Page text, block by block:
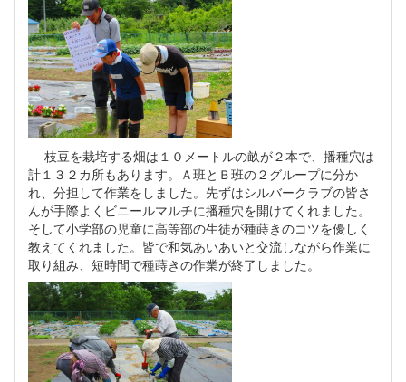
枝豆を栽培する畑は１０メートルの畝が２本で、播種穴は
計１３２カ所もあります。Ａ班とＢ班の２グループに分か
れ、分担して作業をしました。先ずはシルバークラブの皆さ
んが手際よくビニールマルチに播種穴を開けてくれました。
そして小学部の児童に高等部の生徒が種蒔きのコツを優しく
教えてくれました。皆で和気あいあいと交流しながら作業に
取り組み、短時間で種蒔きの作業が終了しました。